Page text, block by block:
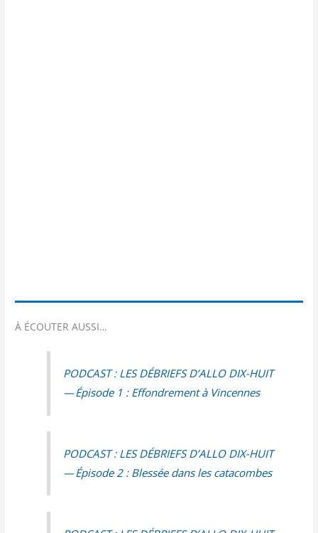
À ÉCOUTER AUSSI…
PODCAST : LES DÉBRIEFS D’ALLO DIX-HUIT
— Épi­sode 1 : Effon­dre­ment à Vincennes
PODCAST : LES DÉBRIEFS D’ALLO DIX-HUIT
— Épi­sode 2 : Bles­sée dans les catacombes